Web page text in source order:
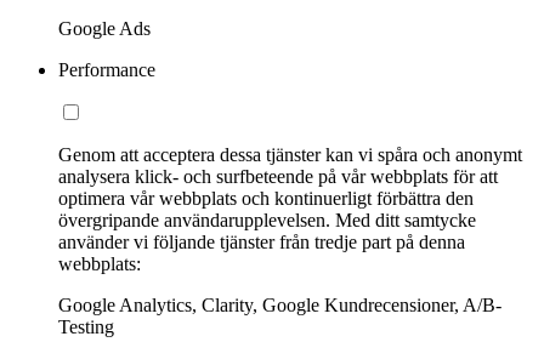
Google Ads
Performance
Genom att acceptera dessa tjänster kan vi spåra och anonymt
analysera klick- och surfbeteende på vår webbplats för att
optimera vår webbplats och kontinuerligt förbättra den
övergripande användarupplevelsen. Med ditt samtycke
använder vi följande tjänster från tredje part på denna
webbplats:
Google Analytics, Clarity, Google Kundrecensioner, A/B-
Testing